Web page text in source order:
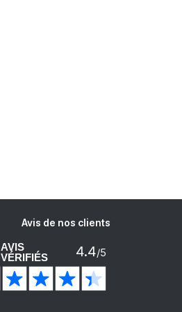
Avis de nos clients
AVIS
VÉRIFIÉS 4.4/5